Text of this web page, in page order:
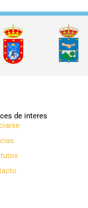
de interes